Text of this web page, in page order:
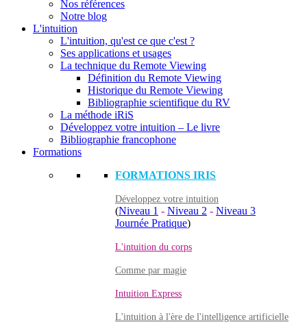
Nos références
Notre blog
L'intuition
L'intuition, qu'est ce que c'est ?
Ses applications et usages
La technique du Remote Viewing
Définition du Remote Viewing
Historique du Remote Viewing
Bibliographie scientifique du RV
La méthode iRiS
Développez votre intuition – Le livre
Bibliographie francophone
Formations
FORMATIONS IRIS
Développez votre intuition
(Niveau 1 - Niveau 2 - Niveau 3
Journée Pratique)
L'intuition du corps
Comme par magie
Intuition Express
L'intuition à l'ère de l'intelligence artificielle